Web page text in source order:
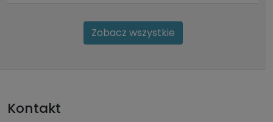
Zobacz wszystkie
Kontakt